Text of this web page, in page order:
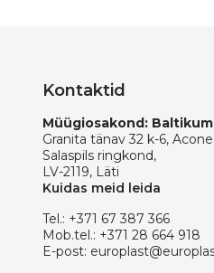
Kontaktid
Müügiosakond:
Granita tänav 32 k-6, Acone
Salaspils ringkond,
LV-2119, Läti
Kuidas meid leida
Tel.: +371 67 387 366
Mob.tel.: +371 28 664 918
E-post: